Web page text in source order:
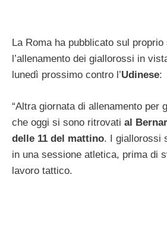
La Roma ha pubblicato sul
l’allenamento dei giallorossi in
lunedì prossimo contro l’Udinese:
“Altra giornata di allenamento per
che oggi si sono ritrovati al
delle 11 del mattino. I giallorossi
in una sessione atletica, prima di
lavoro tattico.